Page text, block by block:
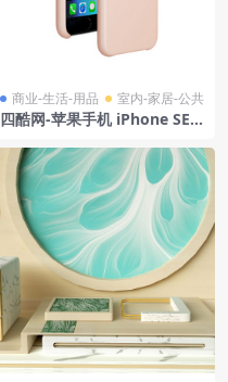
商业-生活-用品 室内-家居-公共
四酷网-苹果手机 iPhone SE